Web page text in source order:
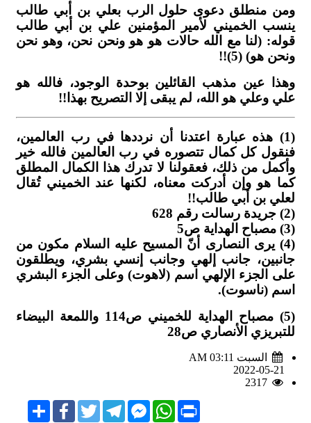
ومن منطلق دعوى حلول الرب بعلي بن أبي طالب
ينسب الخميني لأمير المؤمنين علي بن أبي طالب
قوله: (لنا مع الله حالات هو هو ونحن نحن، وهو نحن
ونحن هو) (5)!!
وهذا عين مذهب القائلين بوحدة الوجود، فالله هو
علي وعلي هو الله، لم يبقى إلا التصريح بهذا!!
(1) هذه عبارة اعتدنا أن نرددها في رب العالمين،
فنقول كل كمال تتصوره في رب العالمين فالله خير
وأكمل من ذلك، فعقولنا لا تدرك هذا الكمال المطلق
كما هو وإن أدركت معناه، لكنها عند الخميني تُقال
لعلي بن أبي طالب!!
(2) جريدة رسالت رقم 628
(3) مصباح الهداية ص5
(4) يرى النصارى أنّ المسيح عليه السلام مكون من
جانبين، جانب إلهي وجانب إنسي بشري، ويطلقون
على الجزء الإلهي اسم (لاهوت) وعلى الجزء البشري
اسم (ناسوت).
(5) مصباح الهداية للخميني ص114 واللمعة البيضاء
للتبريزي الأنصاري ص28
السبت AM 03:11
2022-05-21
ShareFacebookTwitter
TelegramFacebook
Messenger
WhatsApp Print